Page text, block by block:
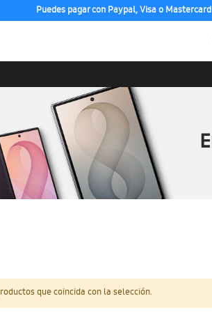
Puedes pagar con Paypal, Visa o Mastercard
que coincida con la selección.